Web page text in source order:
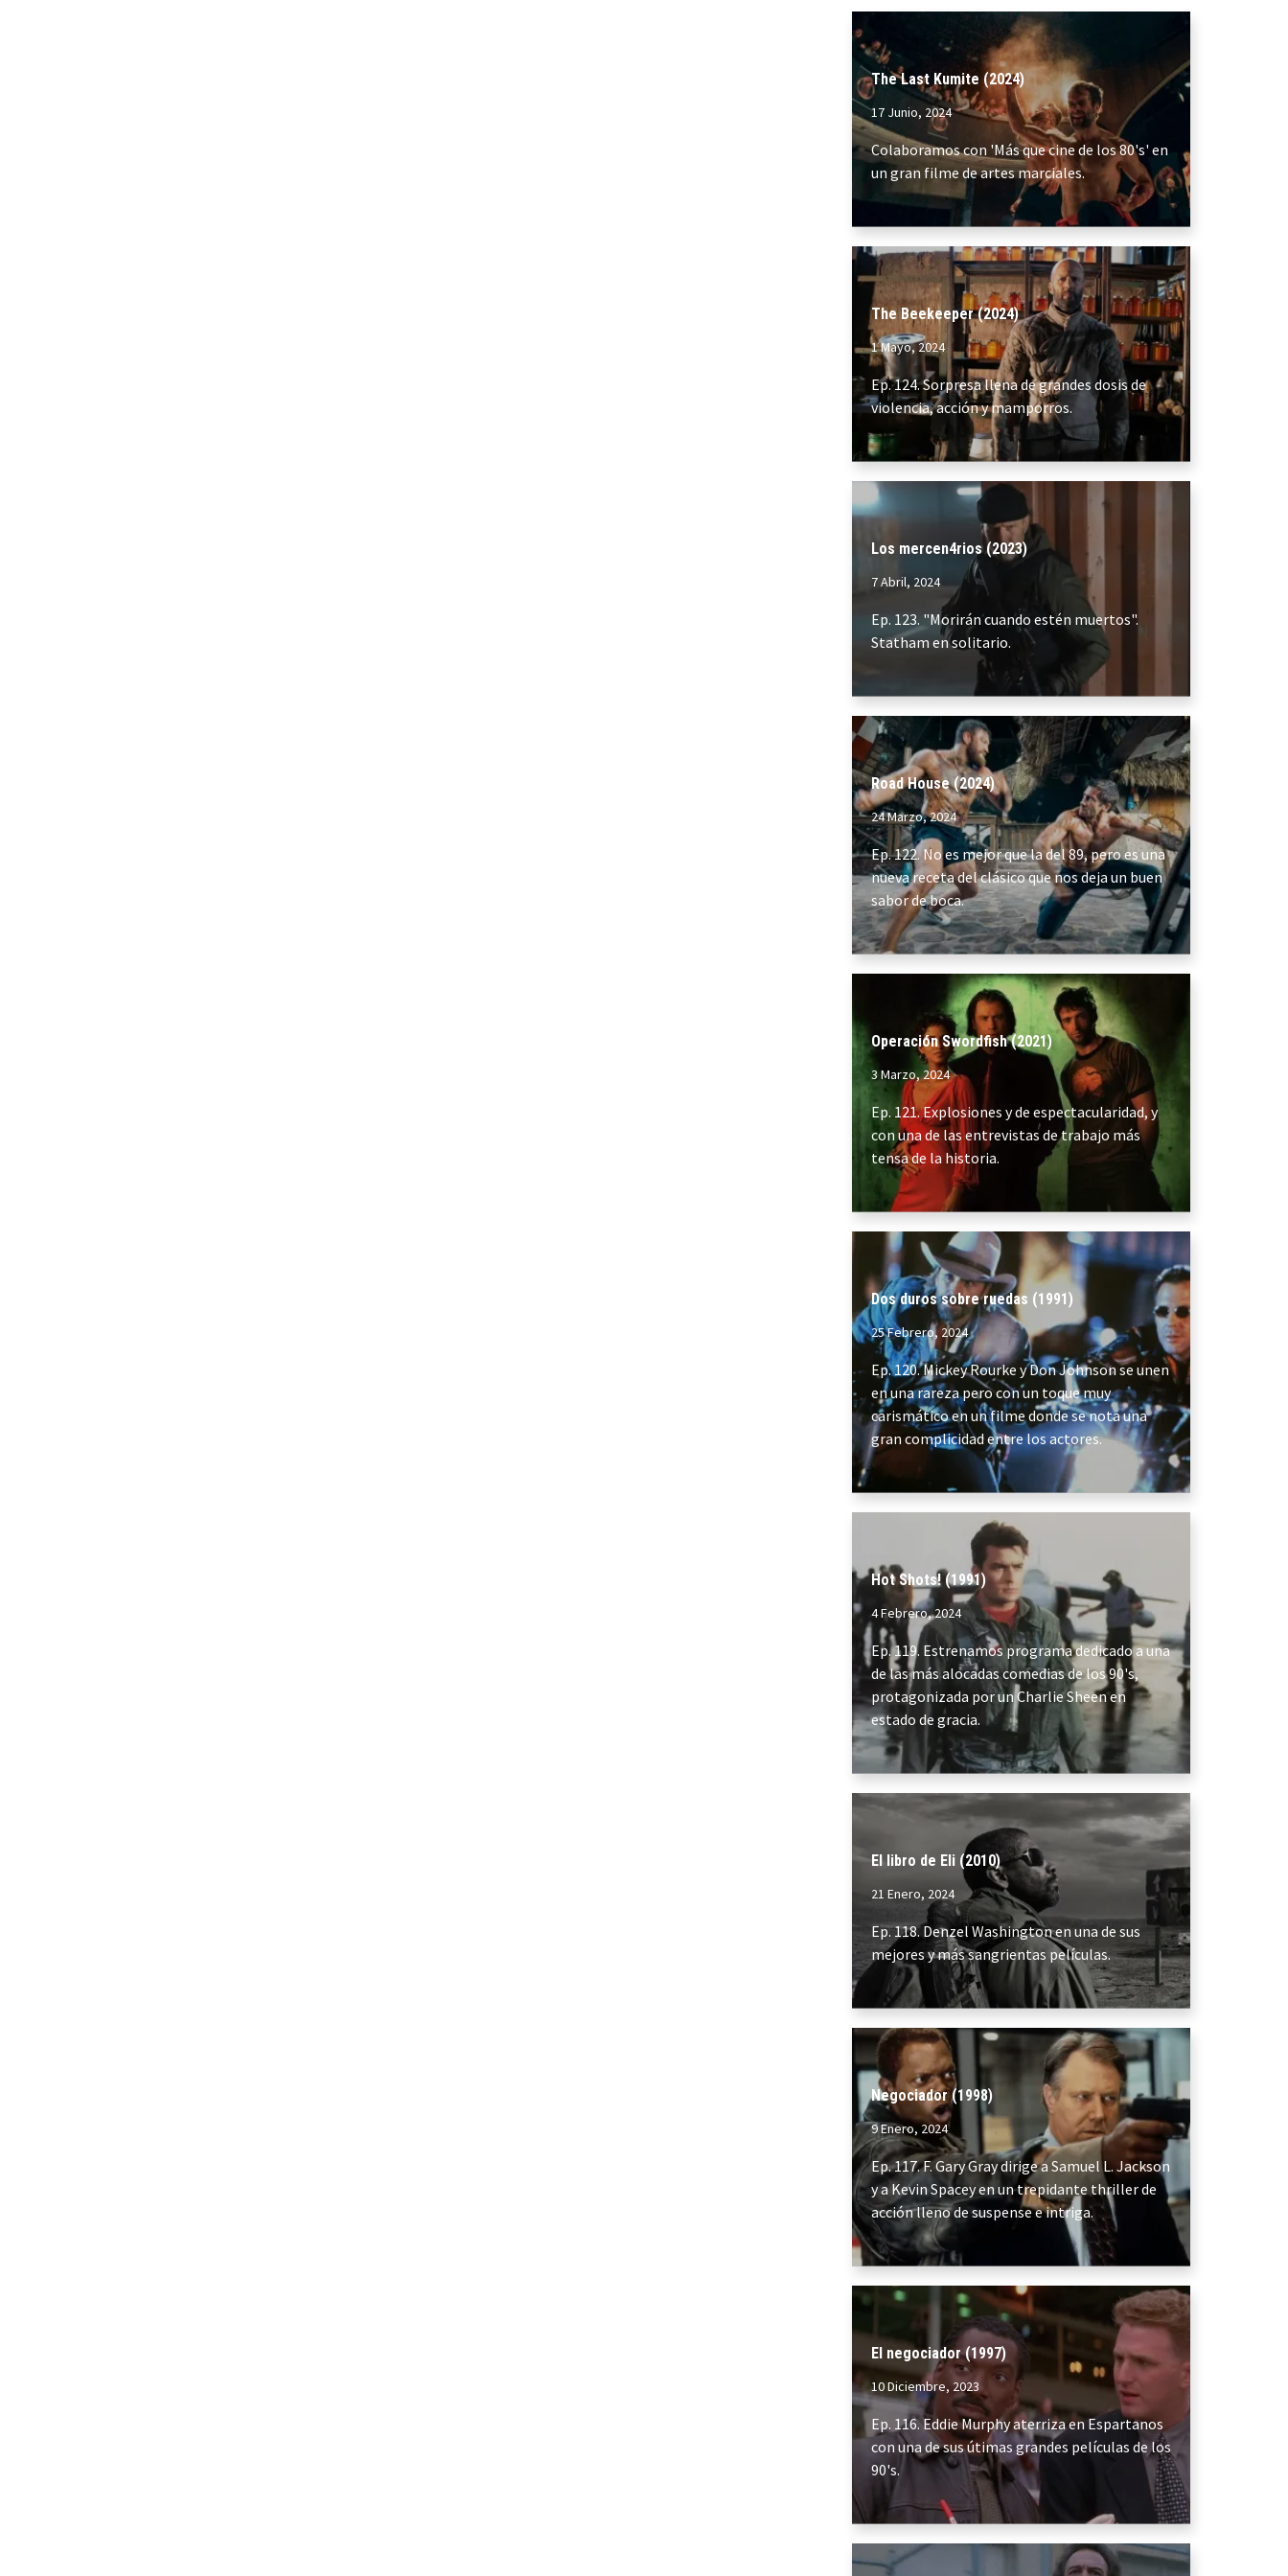
The Last Kumite (2024)
17 Junio, 2024
Colaboramos con 'Más que cine de los 80's' en
un gran filme de artes marciales.
The Beekeeper (2024)
1 Mayo, 2024
Ep. 124. Sorpresa llena de grandes dosis de
violencia, acción y mamporros.
Los mercen4rios (2023)
7 Abril, 2024
Ep. 123. "Morirán cuando estén muertos".
Statham en solitario.
Road House (2024)
24 Marzo, 2024
Ep. 122. No es mejor que la del 89, pero es una
nueva receta del clásico que nos deja un buen
sabor de boca.
Operación Swordfish (2021)
3 Marzo, 2024
Ep. 121. Explosiones y de espectacularidad, y
con una de las entrevistas de trabajo más
tensa de la historia.
Dos duros sobre ruedas (1991)
25 Febrero, 2024
Ep. 120. Mickey Rourke y Don Johnson se unen
en una rareza pero con un toque muy
carismático en un filme donde se nota una
gran complicidad entre los actores.
Hot Shots! (1991)
4 Febrero, 2024
Ep. 119. Estrenamos programa dedicado a una
de las más alocadas comedias de los 90's,
protagonizada por un Charlie Sheen en
estado de gracia.
El libro de Eli (2010)
21 Enero, 2024
Ep. 118. Denzel Washington en una de sus
mejores y más sangrientas películas.
Negociador (1998)
9 Enero, 2024
Ep. 117. F. Gary Gray dirige a Samuel L. Jackson
y a Kevin Spacey en un trepidante thriller de
acción lleno de suspense e intriga.
El negociador (1997)
10 Diciembre, 2023
Ep. 116. Eddie Murphy aterriza en Espartanos
con una de sus útimas grandes películas de los
90's.